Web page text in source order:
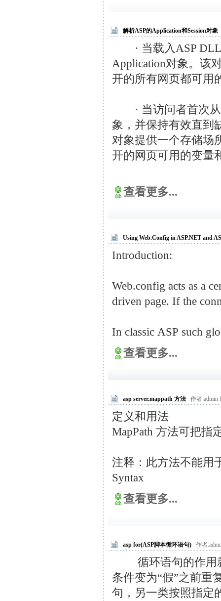
解析ASP的Application和Session对象
· 当载入ASP DLL
Application对象。该
开的所有网页都可用
· 当访问者首次从
象，并保持有效直到
对象提供一个存储场
开的网页可用的变量
查看更多...
Using Web.Config in ASP.NET and
Introduction:
Web.config acts as a
driven page. If the
In classic ASP such
查看更多...
asp server.mappath 方法 作者:admin
定义和用法
MapPath 方法可把指
注释：此方法不能用
Syntax
查看更多...
asp for(ASP脚本循环语句) 作者
循环语句的作用就
条件变为“假”之前重
句，另一类按照指定